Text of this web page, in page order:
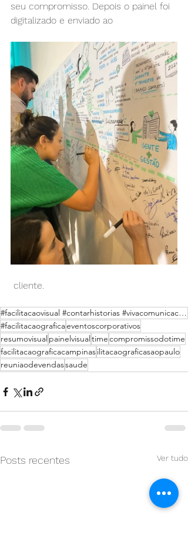
seu compromisso. Depois o painel foi
digitalizado e enviado ao
cliente.
#facilitacaovisual #contarhistorias #vivacomunicacaocriativa #comunicacaocriativa #painelvisual #ano
#facilitacaograficaeventoscorporativos
resumovisual painelvisualtimecompromissodotime
facilitacaograficacampinasilitacaograficasaopaulo
reuniaodevendassaude
Posts recentes Ver tudo